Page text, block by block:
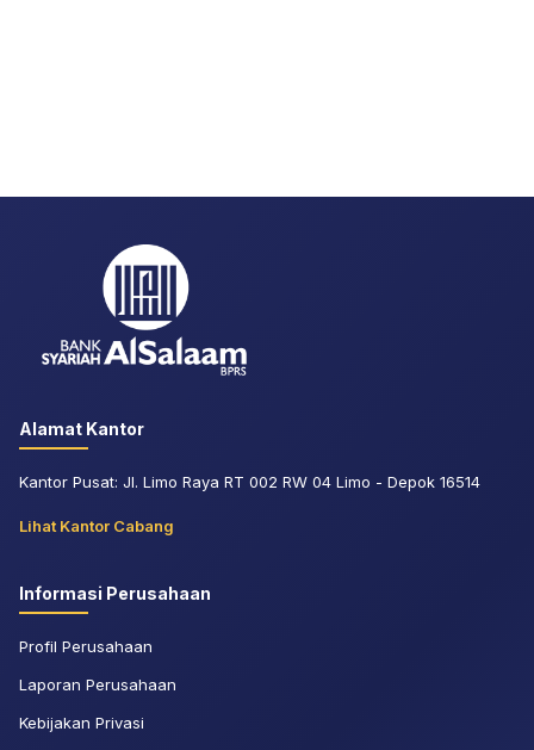
Alamat Kantor
Kantor Pusat: Jl. Limo Raya RT 002 RW 04 Limo - Depok 16514
Lihat Kantor Cabang
Informasi Perusahaan
Profil Perusahaan
Laporan Perusahaan
Kebijakan Privasi